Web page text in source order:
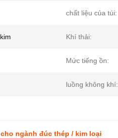
chất liệu của túi:
Khí thải:
Mức tiếng ồn:
luồng không khí:
ngành đúc thép / kim loại